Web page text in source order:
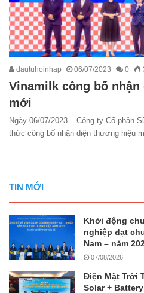
dautuhoinhap 06/07/2023 0
Vinamilk công bố
mới
Ngày 06/07/2023 – Công ty Cổ phần
thức công bố nhận diện thương hiệu
TIN MỚI
Khởi động
nghiệp đạt
Nam – năm
07/08/2026
Điện Mặt Trời
Solar +